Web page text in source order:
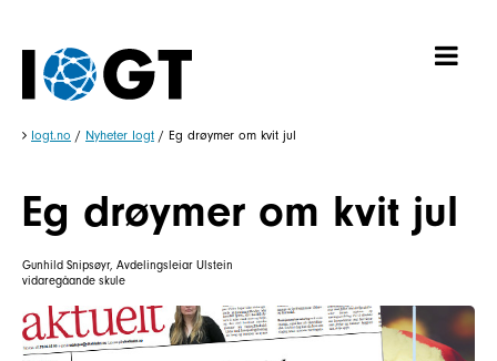
Iogt.no / Nyheter Iogt / Eg drøymer om kvit jul
Eg drøymer om kvit jul
Gunhild Snipsøyr, Avdelingsleiar Ulstein
vidaregåande skule